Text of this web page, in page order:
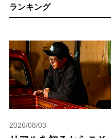
ランキング
2026/08/03